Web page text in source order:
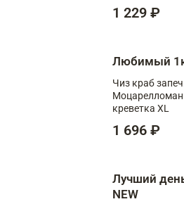
1 229 ₽
Любимый
Чиз краб
креветка XL
1 696 ₽
Лучший
NEW